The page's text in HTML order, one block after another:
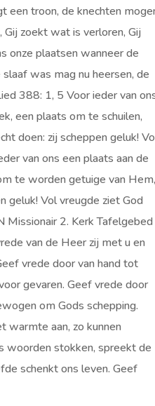
een troon, de knechten
zoekt wat is verloren, Gij
onze plaatsen wanneer de
was mag nu heersen, de
388: 1, 5 Voor ieder van
een plaats om te schuilen,
doen: zij scheppen geluk!
van ons een plaats aan de
te worden getuige van Hem,
geluk! Vol vreugde ziet God
Missionair 2. Kerk Tafelgebed
van de Heer zij met u en
vrede door van hand tot
gevaren. Geef vrede door
om Gods schepping.
warmte aan, zo kunnen
woorden stokken, spreekt de
schenkt ons leven. Geef